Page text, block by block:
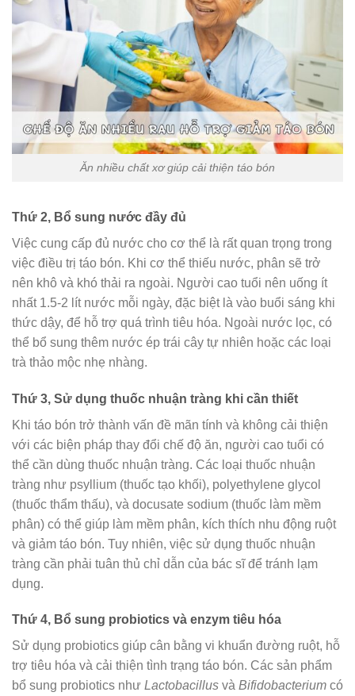
Ăn nhiều chất xơ giúp cải thiện táo bón
Thứ 2, Bổ sung nước đầy đủ
Việc cung cấp đủ nước cho cơ thể là rất quan trọng trong
việc điều trị táo bón. Khi cơ thể thiếu nước, phân sẽ trở
nên khô và khó thải ra ngoài. Người cao tuổi nên uống ít
nhất 1.5-2 lít nước mỗi ngày, đặc biệt là vào buổi sáng khi
thức dậy, để hỗ trợ quá trình tiêu hóa. Ngoài nước lọc, có
thể bổ sung thêm nước ép trái cây tự nhiên hoặc các loại
trà thảo mộc nhẹ nhàng.
Thứ 3, Sử dụng thuốc nhuận tràng khi cần thiết
Khi táo bón trở thành vấn đề mãn tính và không cải thiện
với các biện pháp thay đổi chế độ ăn, người cao tuổi có
thể cần dùng thuốc nhuận tràng. Các loại thuốc nhuận
tràng như psyllium (thuốc tạo khối), polyethylene glycol
(thuốc thẩm thấu), và docusate sodium (thuốc làm mềm
phân) có thể giúp làm mềm phân, kích thích nhu động ruột
và giảm táo bón. Tuy nhiên, việc sử dụng thuốc nhuận
tràng cần phải tuân thủ chỉ dẫn của bác sĩ để tránh lạm
dụng.
Thứ 4, Bổ sung probiotics và enzym tiêu hóa
Sử dụng probiotics giúp cân bằng vi khuẩn đường ruột, hỗ
trợ tiêu hóa và cải thiện tình trạng táo bón. Các sản phẩm
bổ sung probiotics như Lactobacillus và Bifidobacterium có